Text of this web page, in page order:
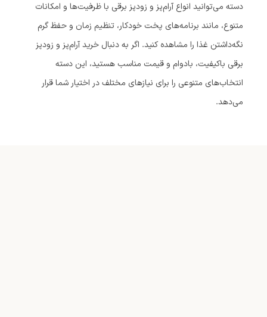
دسته می‌توانید انواع آرام‌پز و زودپز برقی با ظرفیت‌ها و امکانات
متنوع، مانند برنامه‌های پخت خودکار، تنظیم زمان و حفظ گرم
نگه‌داشتن غذا را مشاهده کنید. اگر به دنبال خرید آرام‌پز و زودپز
برقی باکیفیت، بادوام و قیمت مناسب هستید، این دسته
انتخاب‌های متنوعی را برای نیازهای مختلف در اختیار شما قرار
می‌دهد.